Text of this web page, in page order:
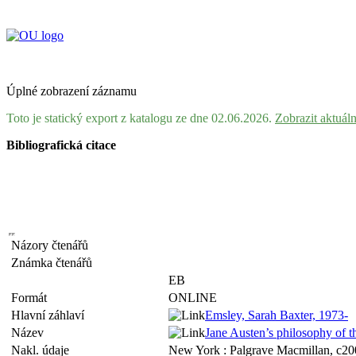
Úplné zobrazení záznamu
Toto je statický export z katalogu ze dne 02.06.2026. Zobrazit
Bibliografická citace
Názory čtenářů
Známka čtenářů
EB
Formát
ONLINE
Hlavní záhlaví
Emsley, Sarah Baxter, 1973-
Název
Jane Austen’s philosophy of
Nakl. údaje
New York : Palgrave Macmillan,